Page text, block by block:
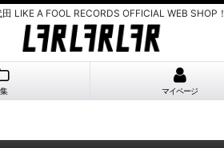
LIKE A FOOL RECORDS OFFICIAL WEB SHOP！
マイページ